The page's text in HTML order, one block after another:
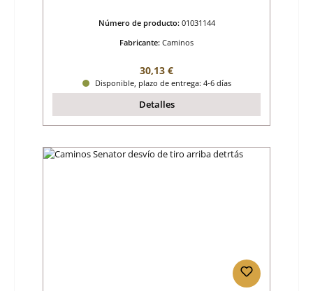
Número de producto: 01031144
Fabricante: Caminos
Precio normal:
30,13 €
Disponible, plazo de entrega: 4-6 días
Detalles